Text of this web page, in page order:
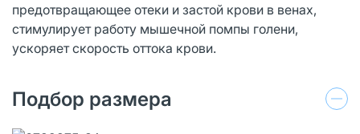
предотвращающее отеки и застой крови в венах,
стимулирует работу мышечной помпы голени,
ускоряет скорость оттока крови.
Подбор размера